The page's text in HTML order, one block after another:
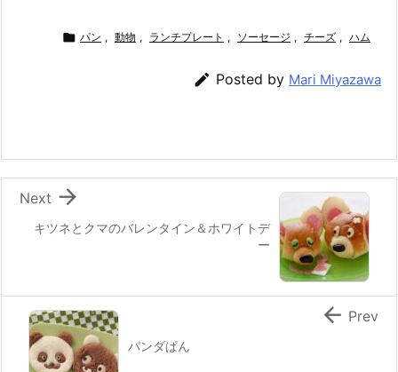
o
k
itt e
er e
a
ai
l
 パン , 動物 , ランチプレート , ソーセージ , チーズ , ハム
 Posted by Mari Miyazawa
キツネとクマのバレンタイン＆ホワイトデ
ー

Next
パンダぱん
 Prev